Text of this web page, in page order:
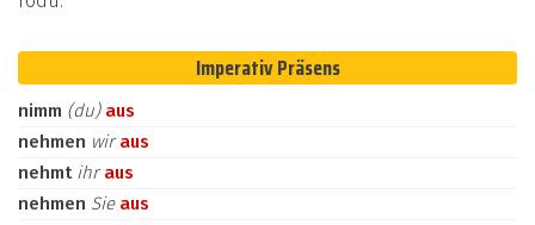
Imperativ Präsens
nimm (du) aus
nehmen wiraus
nehmt ihraus
nehmen Sie aus